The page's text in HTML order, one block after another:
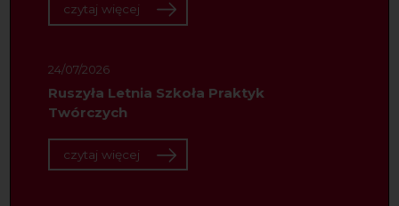
czytaj więcej
24/07/2026
Ruszyła Letnia Szkoła Praktyk
Twórczych
czytaj więcej